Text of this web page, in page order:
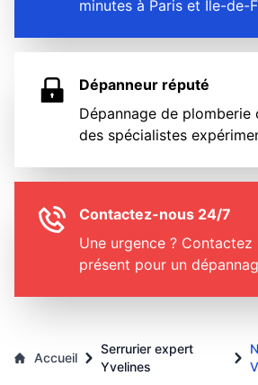
minutes à Paris et Île-de-
Dépanneur réputé
Dépannage de plomberie
des spécialistes
Contactez-nous 24/7
Une urgence ? Contactez
présent pour un
Accueil
Serrurier expert
Yvelines